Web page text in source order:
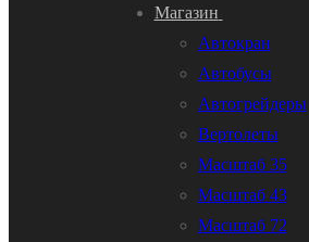
Магазин
Автокран
Автобусы
Автогрейдеры
Вертолеты
Масштаб 35
Масштаб 43
Масштаб 72